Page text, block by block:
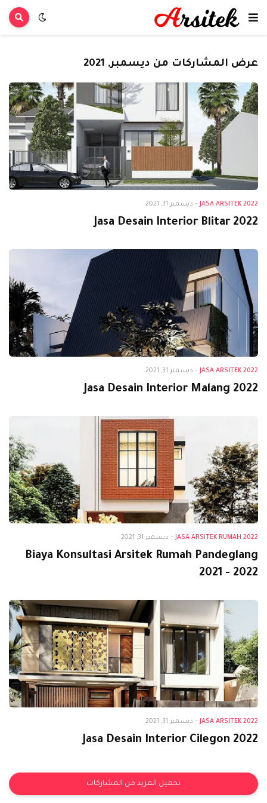
عرض المشاركات من ديسمبر, 2021
JASA ARSITEK 2022
- ديسمبر 31, 2021
Jasa Desain Interior Blitar 2022
JASA ARSITEK 2022
- ديسمبر 31, 2021
Jasa Desain Interior Malang 2022
JASA ARSITEK RUMAH 2022
- ديسمبر 31, 2021
Biaya Konsultasi Arsitek Rumah Pandeglang
2021 - 2022
JASA ARSITEK 2022
- ديسمبر 31, 2021
Jasa Desain Interior Cilegon 2022
تحميل المزيد من المشاركات